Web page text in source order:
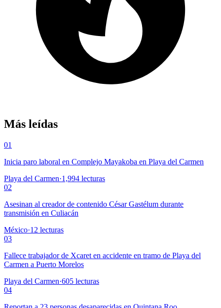
Más leídas
01
Inicia paro laboral en Complejo Mayakoba en Playa del Carmen
Playa del Carmen·1,994 lecturas
02
Asesinan al creador de contenido César Gastélum durante
transmisión en Culiacán
México·12 lecturas
03
Fallece trabajador de Xcaret en accidente en tramo de Playa del
Carmen a Puerto Morelos
Playa del Carmen·605 lecturas
04